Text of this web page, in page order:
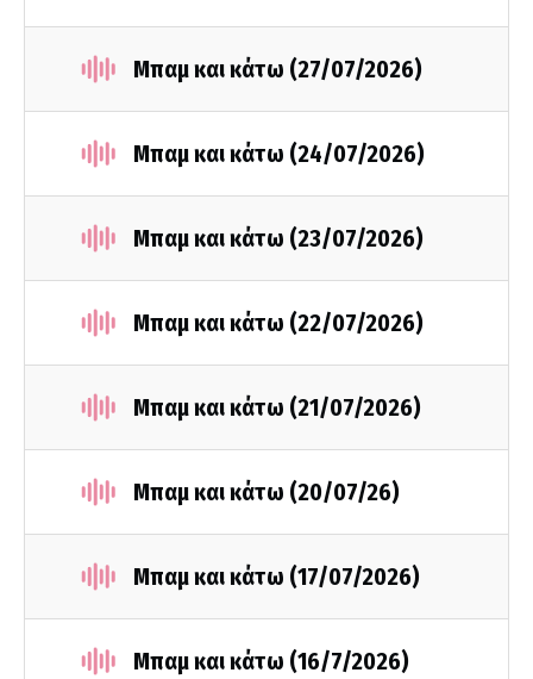
Μπαμ και κάτω (27/07/2026)
Μπαμ και κάτω (24/07/2026)
Μπαμ και κάτω (23/07/2026)
Μπαμ και κάτω (22/07/2026)
Μπαμ και κάτω (21/07/2026)
Μπαμ και κάτω (20/07/26)
Μπαμ και κάτω (17/07/2026)
Μπαμ και κάτω (16/7/2026)